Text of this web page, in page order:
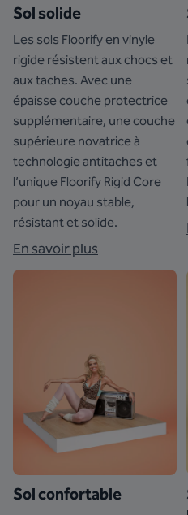
Sol solide
Les sols Floorify en vinyle
rigide résistent aux chocs et
aux taches. Avec une
épaisse couche protectrice
supplémentaire, une couche
supérieure novatrice à
technologie antitaches et
l’unique Floorify Rigid Core
pour un noyau stable,
résistant et solide.
En savoir plus
Sol confortable